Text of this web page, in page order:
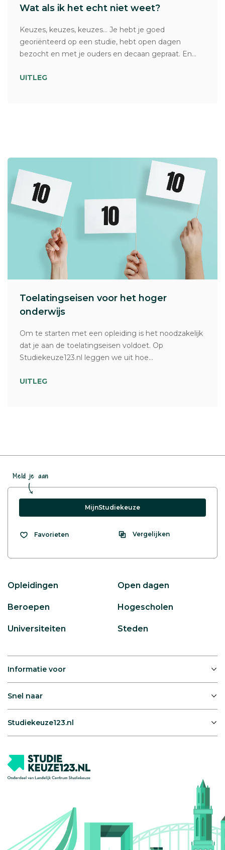
Wat als ik het echt niet weet?
Keuzes, keuzes, keuzes… Je hebt je goed
georiënteerd op een studie, hebt open dagen
bezocht en met je ouders en decaan gepraat. En...
UITLEG
Toelatingseisen voor het hoger
onderwijs
Om te starten met een opleiding is het noodzakelijk
dat je aan de toelatingseisen voldoet. Op
Studiekeuze123.nl leggen we uit hoe...
UITLEG
Meld je aan
MijnStudiekeuze
Favorieten Vergelijken
Opleidingen Open dagen
Beroepen Hogescholen
Universiteiten Steden
Informatie voor
Snel naar
Studiekeuze123.nl